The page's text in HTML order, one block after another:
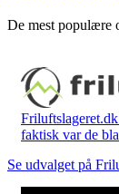
De mest populære
faktisk var de
Se udvalget på